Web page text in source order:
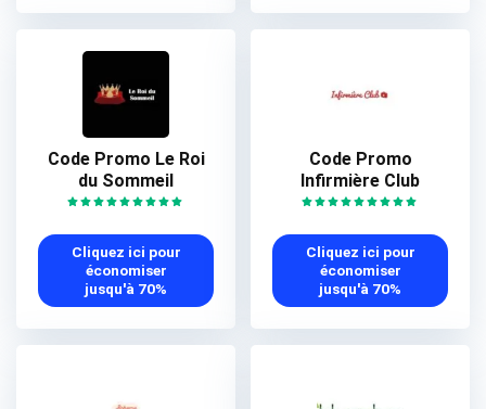
Code Promo Le Roi
du Sommeil
Cliquez ici pour
économiser
jusqu'à 70%
Code Promo
Infirmière Club
Cliquez ici pour
économiser
jusqu'à 70%